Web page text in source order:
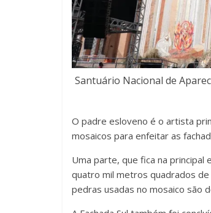
Santuário Nacional de
O padre esloveno é o artista
mosaicos para enfeitar as
Uma parte, que fica na principal
quatro mil metros quadrados
pedras usadas no mosaico são